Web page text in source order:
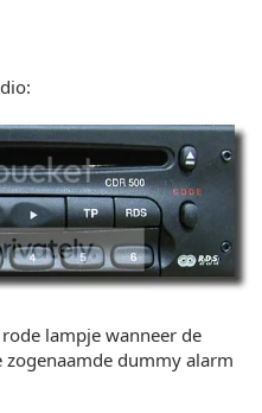
lampje wanneer de
dummy alarm